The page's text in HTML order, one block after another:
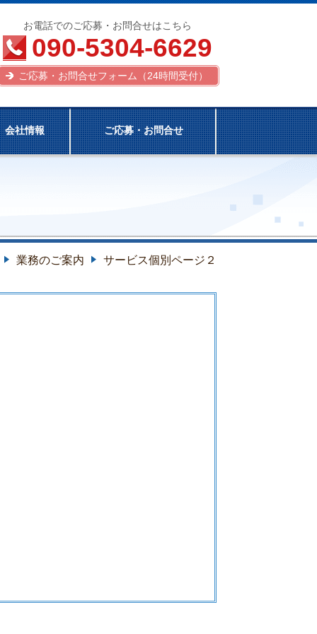
お電話でのご応募・お問合せはこちら
090-5304-6629
ご応募・お問合せフォーム（24時間受付）
会社情報 ご応募・お問合せ
業務のご案内 サービス個別ページ２